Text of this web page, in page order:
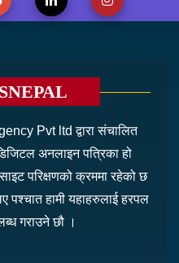
Pvt ltd द्वारा संचालित
अनलाइन पत्रिका हो
परिक्षणको क्रममा रहेको छ
पश्चात हामी यहाहरुलाई हरपल
गराउने छौ ।